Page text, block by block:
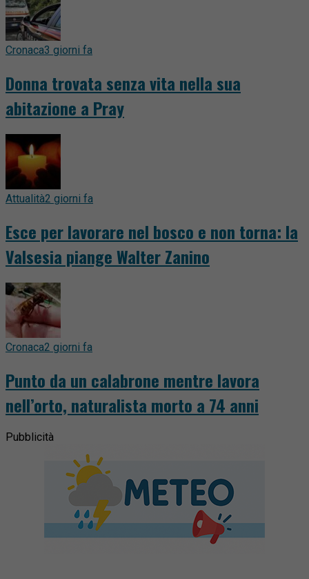
Cronaca3 giorni fa
Donna trovata senza vita nella sua
abitazione a Pray
Attualità2 giorni fa
Esce per lavorare nel bosco e non torna: la
Valsesia piange Walter Zanino
Cronaca2 giorni fa
Punto da un calabrone mentre lavora
nell’orto, naturalista morto a 74 anni
Pubblicità